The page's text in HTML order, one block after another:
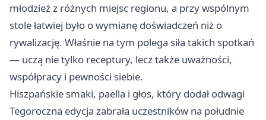
młodzież z różnych miejsc regionu, a przy wspólnym
stole łatwiej było o wymianę doświadczeń niż o
rywalizację. Właśnie na tym polega siła takich spotkań
— uczą nie tylko receptury, lecz także uważności,
współpracy i pewności siebie.
Hiszpańskie smaki, paella i głos, który dodał odwagi
Tegoroczna edycja zabrała uczestników na południe